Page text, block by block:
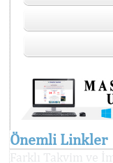
Önemli Linkler